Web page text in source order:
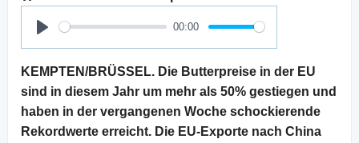
Play
00:00
KEMPTEN/BRÜSSEL. Die Butterpreise in der EU
sind in diesem Jahr um mehr als 50% gestiegen und
haben in der vergangenen Woche schockierende
Rekordwerte erreicht. Die EU-Exporte nach China